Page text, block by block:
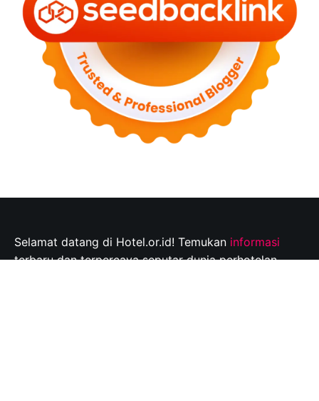
Selamat datang di Hotel.or.id! Temukan informasi
terbaru dan terpercaya seputar dunia perhotelan,